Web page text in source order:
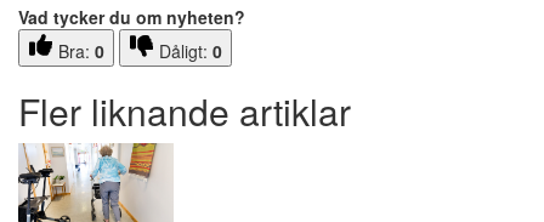
Vad tycker du om nyheten?
Bra: 0 Dåligt: 0
Fler liknande artiklar